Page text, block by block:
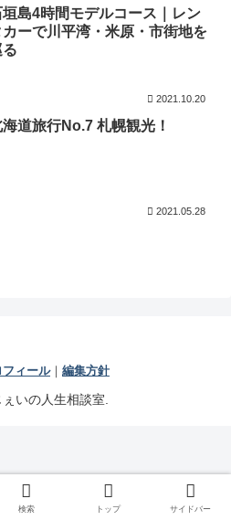
垣島4時間モデルコース｜レン
カーで川平湾・米原・市街地を
2021.10.20
道旅行No.7 札幌観光！
2021.05.28
ィール｜ 編集方針
いの人生相談室.
検索 トップ サイドバー